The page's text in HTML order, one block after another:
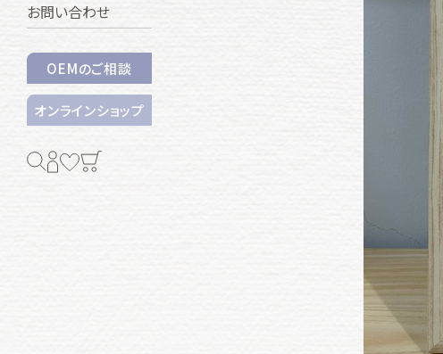
お問い合わせ
OEMのご相談
オンラインショップ